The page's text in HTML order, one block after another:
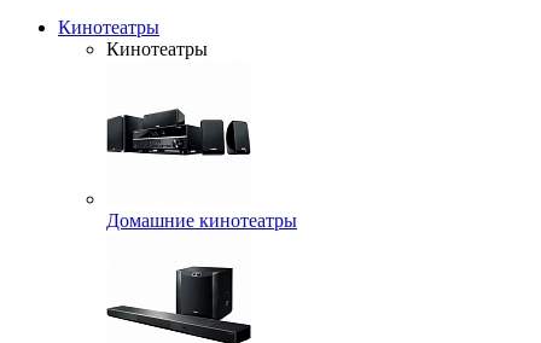
Кинотеатры
Кинотеатры
Домашние кинотеатры